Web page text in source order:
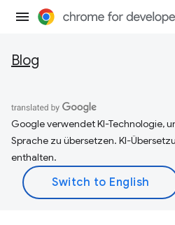
Blog
Google verwendet KI-Technologie,
Sprache zu übersetzen. KI-
enthalten.